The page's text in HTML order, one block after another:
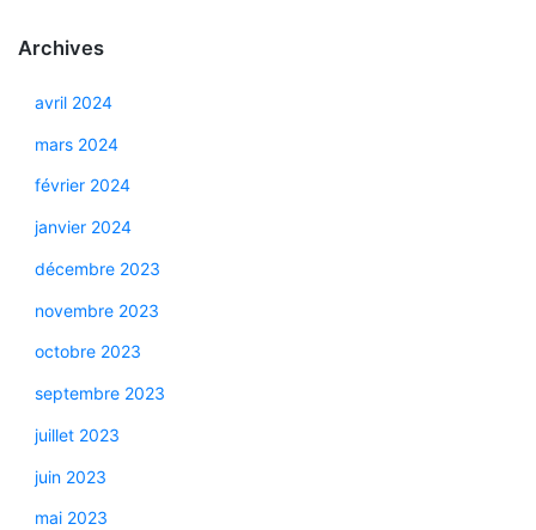
Archives
avril 2024
mars 2024
février 2024
janvier 2024
décembre 2023
novembre 2023
octobre 2023
septembre 2023
juillet 2023
juin 2023
mai 2023